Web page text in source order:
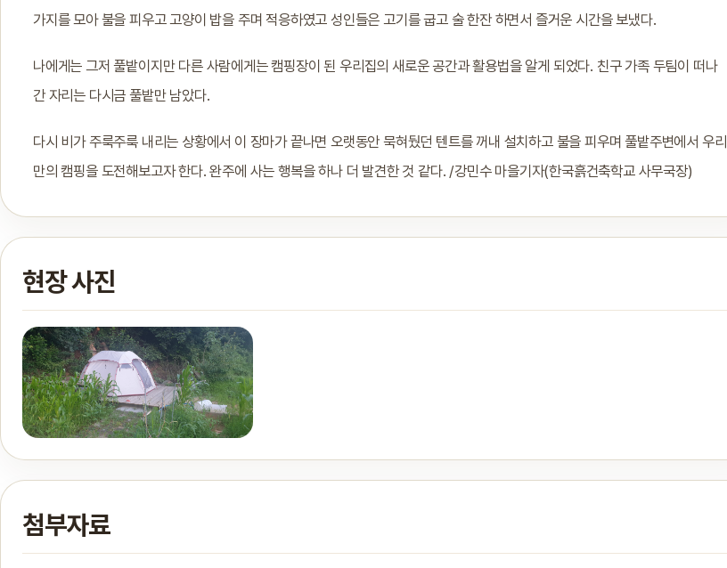
가지를 모아 불을 피우고 고양이 밥을 주며 적응하였고 성인들은 고기를 굽고 술 한잔 하면서 즐거운 시간을 보냈다.
나에게는 그저 풀밭이지만 다른 사람에게는 캠핑장이 된 우리집의 새로운 공간과 활용법을 알게 되었다. 친구 가족 두팀이 떠나
간 자리는 다시금 풀밭만 남았다.
다시 비가 주룩주룩 내리는 상황에서 이 장마가 끝나면 오랫동안 묵혀뒀던 텐트를 꺼내 설치하고 불을 피우며 풀밭주변에서 우리
만의 캠핑을 도전해보고자 한다. 완주에 사는 행복을 하나 더 발견한 것 같다. /강민수 마을기자(한국흙건축학교 사무국장)
현장 사진
첨부자료